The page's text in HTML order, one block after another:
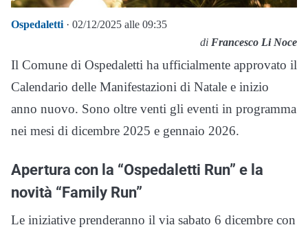
Ospedaletti · 02/12/2025 alle 09:35
di Francesco Li Noce
Il Comune di Ospedaletti ha ufficialmente approvato il
Calendario delle Manifestazioni di Natale e inizio
anno nuovo. Sono oltre venti gli eventi in programma
nei mesi di dicembre 2025 e gennaio 2026.
Apertura con la “Ospedaletti Run” e la
novità “Family Run”
Le iniziative prenderanno il via sabato 6 dicembre con